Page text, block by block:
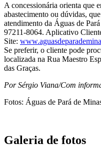
A concessionária orienta que
abastecimento ou dúvidas,
atendimento da Águas de
97211-8064. Aplicativo
Site:
Se preferir, o cliente pode
localizada na Rua Maestro
das Graças.
Por Sérgio Viana/Com
Fotos: Águas de Pará de
Galeria de fotos